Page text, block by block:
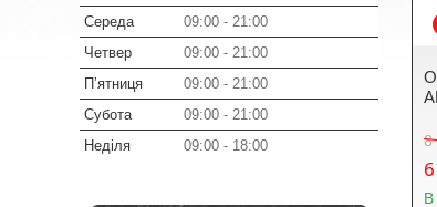
8
В
Середа
09:00
21:00
Четвер
09:00
21:00
Пʼятниця
09:00
21:00
Субота
09:00
21:00
Неділя
09:00 18:00